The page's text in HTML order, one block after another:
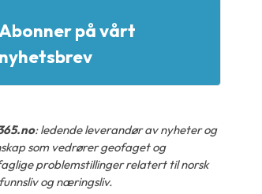
på vårt
nyhetsbrev
: ledende leverandør av nyheter og
som vedrører geofaget og
problemstillinger relatert til norsk
og næringsliv.